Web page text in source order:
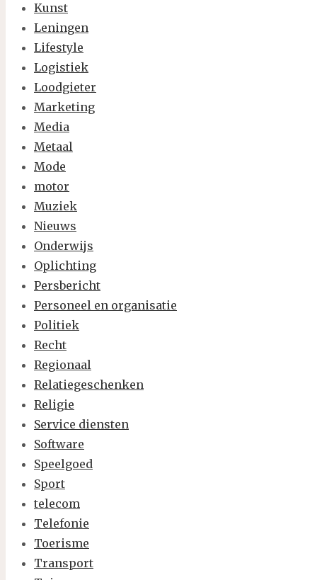
Kunst
Leningen
Lifestyle
Logistiek
Loodgieter
Marketing
Media
Metaal
Mode
motor
Muziek
Nieuws
Onderwijs
Oplichting
Persbericht
Personeel en organisatie
Politiek
Recht
Regionaal
Relatiegeschenken
Religie
Service diensten
Software
Speelgoed
Sport
telecom
Telefonie
Toerisme
Transport